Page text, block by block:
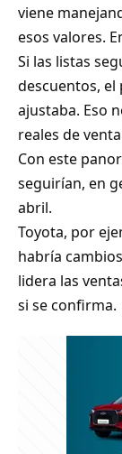
viene
esos valores.
Si las listas
descuentos,
ajustaba. Eso
reales de
Con este
seguirían, en
abril.
Toyota, por
habría
lidera las
si se confirma.